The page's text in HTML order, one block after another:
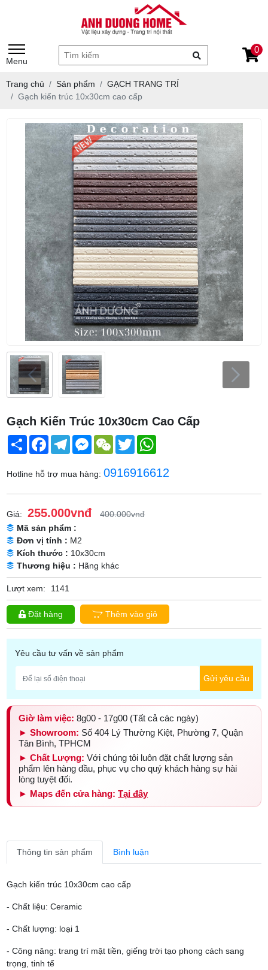
Menu
0
Trang chủ Sản phẩm
GẠCH TRANG TRÍ
Gạch kiến trúc 10x30cm cao cấp
Gạch Kiến Trúc 10x30cm Cao Cấp
Share FacebookTelegramMessenger
WeChatTwitter
Hotline hỗ trợ mua hàng:0916916612
Giá: 255.000vnđ
400.000vnđ
Mã sản phẩm :
Đơn vị tính : M2
Kích thước : 10x30cm
Thương hiệu : Hãng khác
Lượt xem: 1141
Đặt hàng Thêm vào giỏ
Yêu cầu tư vấn về sản phẩm
Gửi yêu cầu
Giờ làm việc: 8g00 - 17g00 (Tất cả các ngày)
► Showroom: Số 404 Lý Thường Kiệt, Phường 7, Quận
Tân Bình, TPHCM
► Chất Lượng: Với chúng tôi luôn đặt chất lượng sản
phẩm lên hàng đầu, phục vụ cho quý khách hàng sự hài
lòng tuyệt đối.
► Maps đến cửa hàng: Tại đây
Thông tin sản phẩm Bình luận
Gạch kiến trúc 10x30cm cao cấp
- Chất liệu: Ceramic
- Chất lượng: loại 1
- Công năng: trang trí mặt tiền, giếng trời tạo phong cách sang
trọng, tinh tế